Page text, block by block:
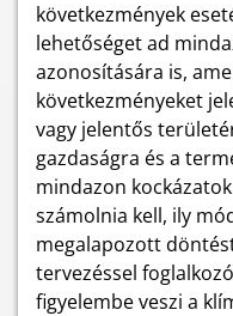
következmények
lehetőséget ad
azonosítására is,
következményeket
vagy jelentős
gazdaságra és a
mindazon
számolnia kell, ily
megalapozott
tervezéssel
figyelembe veszi a